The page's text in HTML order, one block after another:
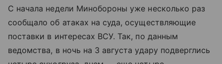
С начала недели Минобороны уже несколько раз
сообщало об атаках на суда, осуществляющие
поставки в интересах ВСУ. Так, по данным
ведомства, в ночь на 3 августа удару подверглись